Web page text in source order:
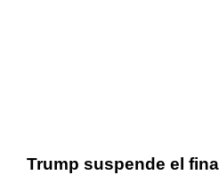
Trump suspende el